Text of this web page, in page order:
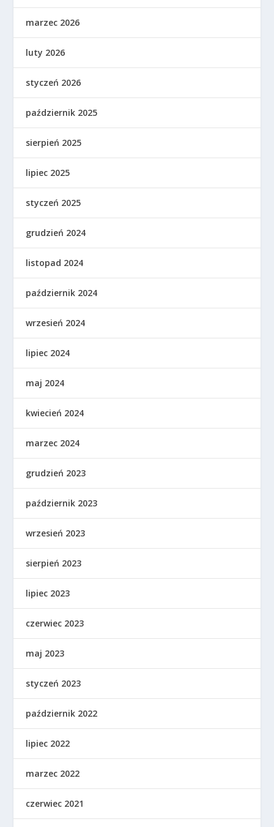
marzec 2026
luty 2026
styczeń 2026
październik 2025
sierpień 2025
lipiec 2025
styczeń 2025
grudzień 2024
listopad 2024
październik 2024
wrzesień 2024
lipiec 2024
maj 2024
kwiecień 2024
marzec 2024
grudzień 2023
październik 2023
wrzesień 2023
sierpień 2023
lipiec 2023
czerwiec 2023
maj 2023
styczeń 2023
październik 2022
lipiec 2022
marzec 2022
czerwiec 2021